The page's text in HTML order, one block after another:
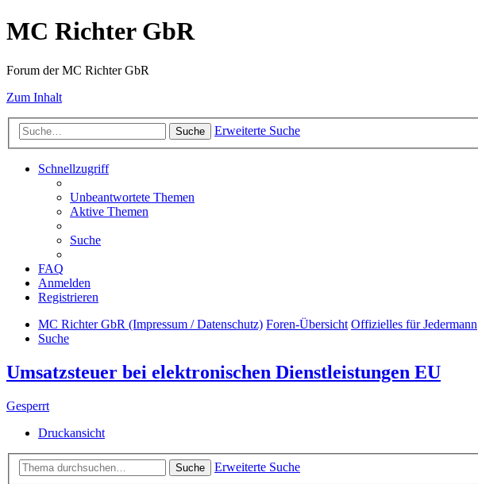
MC Richter GbR
Forum der MC Richter GbR
Zum Inhalt
Suche Erweiterte Suche
Schnellzugriff
Unbeantwortete Themen
Aktive Themen
Suche
FAQ
Anmelden
Registrieren
MC Richter GbR (Impressum / Datenschutz) Foren-Übersicht Offizielles für Jedermann
Suche
Umsatzsteuer bei elektronischen Dienstleistungen EU
Gesperrt
Druckansicht
Suche
Erweiterte Suche